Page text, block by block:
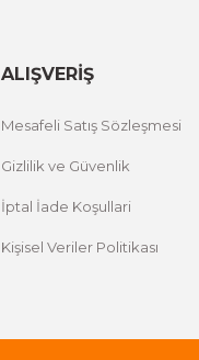
ALIŞVERİŞ
Mesafeli Satış Sözleşmesi
Gizlilik ve Güvenlik
İptal İade Koşullari
Kişisel Veriler Politikası